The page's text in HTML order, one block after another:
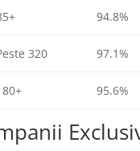
94.8%
320 97.1%
95.6%